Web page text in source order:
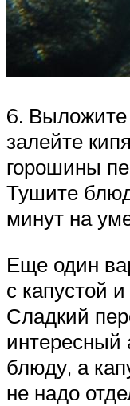
6.
залейте
горошины
Тушите
минут на
Еще один
с капустой
Сладкий
интересный
блюду, а
не надо